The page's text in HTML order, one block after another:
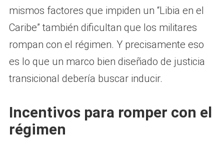
mismos factores que impiden un “Libia en el
Caribe” también dificultan que los militares
rompan con el régimen. Y precisamente eso
es lo que un marco bien diseñado de justicia
transicional debería buscar inducir.
Incentivos para romper con el
régimen